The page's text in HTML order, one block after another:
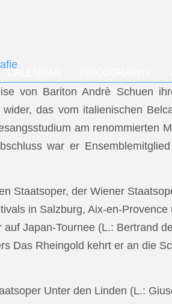
von Bariton Andrè Schuen
das vom italienischen
am renommierten
war er
Staatsoper, der Wiener
in Salzburg, Aix-en-
Japan-Tournee (L.: Bertrand
Das Rheingold kehrt er an die
Unter den Linden (L.: